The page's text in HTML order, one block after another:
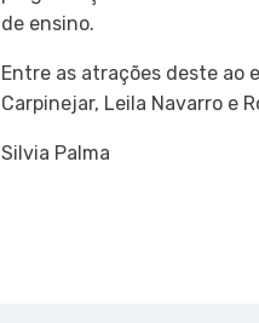
de ensino.
Entre as atrações deste ao
Carpinejar, Leila Navarro e
Silvia Palma